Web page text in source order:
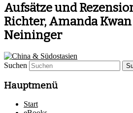
Aufsätze und
Richter, Amanda
Neininger
Suchen
Hauptmenü
Start